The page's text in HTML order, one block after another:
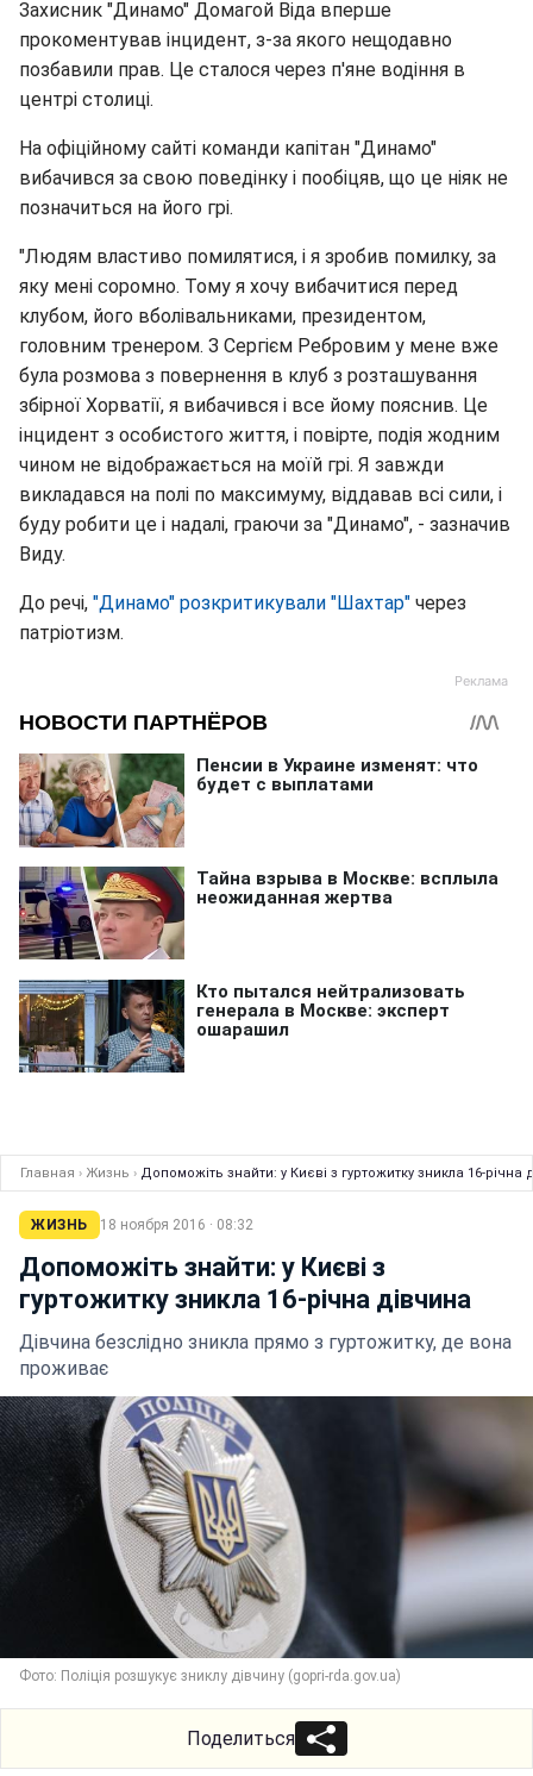
Захисник "Динамо" Домагой Віда вперше
прокоментував інцидент, з-за якого нещодавно
позбавили прав. Це сталося через п'яне водіння в
центрі столиці.
На офіційному сайті команди капітан "Динамо"
вибачився за свою поведінку і пообіцяв, що це ніяк не
позначиться на його грі.
"Людям властиво помилятися, і я зробив помилку, за
яку мені соромно. Тому я хочу вибачитися перед
клубом, його вболівальниками, президентом,
головним тренером. З Сергієм Ребровим у мене вже
була розмова з повернення в клуб з розташування
збірної Хорватії, я вибачився і все йому пояснив. Це
інцидент з особистого життя, і повірте, подія жодним
чином не відображається на моїй грі. Я завжди
викладався на полі по максимуму, віддавав всі сили, і
буду робити це і надалі, граючи за "Динамо", - зазначив
Виду.
До речі, "Динамо" розкритикували "Шахтар" через
патріотизм.
Главная › Жизнь › Допоможіть знайти: у Києві з гуртожитку зникла 16-річна
ЖИЗНЬ 18 ноября 2016 · 08:32
Допоможіть знайти: у Києві з
гуртожитку зникла 16-річна дівчина
Дівчина безслідно зникла прямо з гуртожитку, де вона
проживає
Фото: Поліція розшукує зниклу дівчину (gopri-rda.gov.ua)
Поделиться